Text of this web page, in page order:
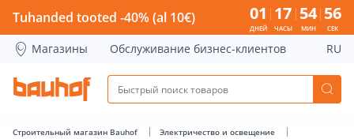
Вентиляционные решетки - Bauhof has loaded
Tuhanded tooted -40% (al 10€) 01
ДНЕЙ
17
ЧАСЫ
54
МИН
56
СЕК
Магазины Обслуживание бизнес-клиентов RU
Строительный магазин Bauhof
Электричество и освещение